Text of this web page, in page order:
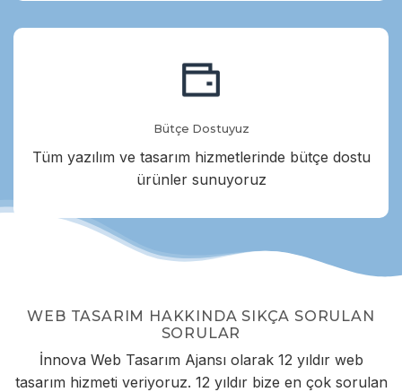
Bütçe Dostuyuz
Tüm yazılım ve tasarım hizmetlerinde bütçe dostu
ürünler sunuyoruz
WEB TASARIM HAKKINDA SIKÇA SORULAN
SORULAR
İnnova Web Tasarım Ajansı olarak 12 yıldır web
tasarım hizmeti veriyoruz. 12 yıldır bize en çok sorulan